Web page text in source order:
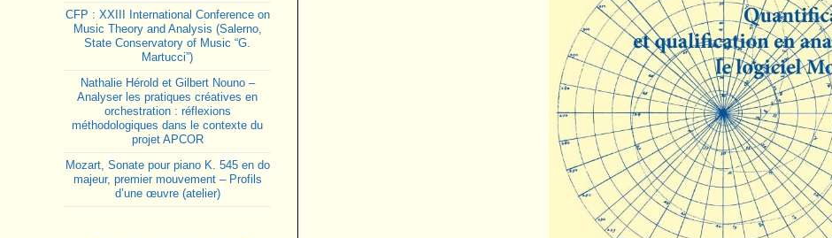
CFP : XXIII International Conference on
Music Theory and Analysis (Salerno,
State Conservatory of Music “G.
Martucci”)
Nathalie Hérold et Gilbert Nouno –
Analyser les pratiques créatives en
orchestration : réflexions
méthodologiques dans le contexte du
projet APCOR
Mozart, Sonate pour piano K. 545 en do
majeur, premier mouvement – Profils
d’une œuvre (atelier)